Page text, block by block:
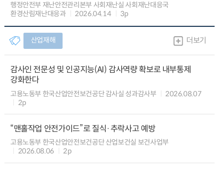
행정안전부 재난안전관리본부 사회재난실 사회재난대응국
환경산림재난대응과
2026.04.14 3p
산업재해 더보기
감사인 전문성 및 인공지능(AI) 감사역량 확보로 내부통제
강화한다
고용노동부 한국산업안전보건공단 감사실 성과감사부
2026.08.07
2p
“맨홀작업 안전가이드”로 질식·추락사고 예방
고용노동부 한국산업안전보건공단 산업보건실 보건사업부
2026.08.06
2p